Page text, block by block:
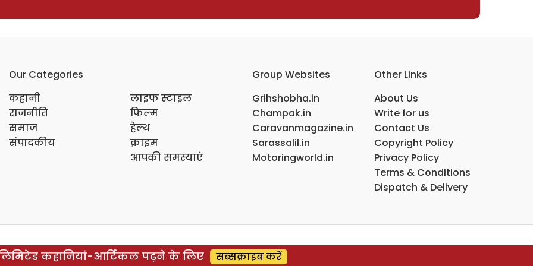
Our Categories
कहानी
राजनीति
समाज
संपादकीय
लाइफ स्टाइल
फिल्म
हेल्थ
क्राइम
आपकी समस्याएं
Group Websites
Grihshobha.in
Champak.in
Caravanmagazine.in
Sarassalil.in
Motoringworld.in
Other Links
About Us
Write for us
Contact Us
Copyright Policy
Privacy Policy
Terms & Conditions
Dispatch & Delivery
कहानियां-आर्टिकल पढ़ने के लिए सब्सक्राइब करें